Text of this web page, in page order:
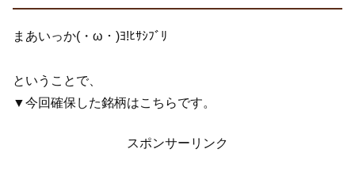
まあいっか(・ω・)ﾖ!ﾋｻｼﾌﾞﾘ
ということで、
▼今回確保した銘柄はこちらです。
スポンサーリンク